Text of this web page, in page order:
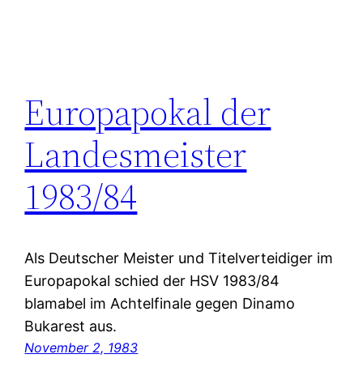
Europapokal der
Landesmeister
1983/84
Als Deutscher Meister und Titelverteidiger im
Europapokal schied der HSV 1983/84
blamabel im Achtelfinale gegen Dinamo
Bukarest aus.
November 2, 1983